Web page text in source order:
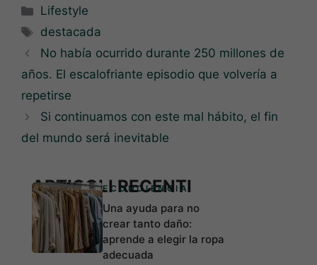
Categorías
Lifestyle
Etiquetas
destacada
No había ocurrido durante 250 millones de
años. El escalofriante episodio que volvería a
repetirse
Si continuamos con este mal hábito, el fin
del mundo será inevitable
ARTICOLI RECENTI
ECONCIENCIA
Una ayuda para no
crear tanto daño:
aprende a elegir la ropa
adecuada